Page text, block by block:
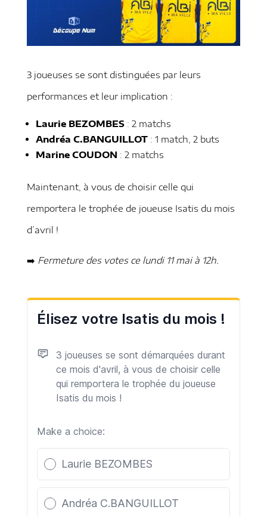
3 joueuses se sont distinguées par leurs
performances et leur implication :
Laurie BEZOMBES : 2 matchs
Andréa C.BANGUILLOT : 1 match, 2 buts
Marine COUDON : 2 matchs
Maintenant, à vous de choisir celle qui
remportera le trophée de joueuse Isatis du mois
d’avril !
➡️ Fermeture des votes ce lundi 11 mai à 12h.